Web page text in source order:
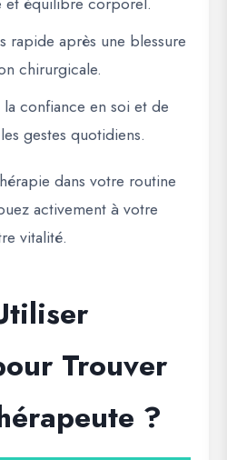
rapide après une blessure
chirurgicale.
confiance en soi et de
gestes quotidiens.
dans votre routine
activement à votre
vitalité.
Trouver
?